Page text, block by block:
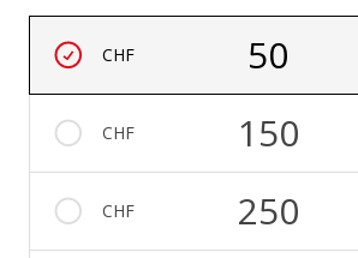
CHF 50
CHF 150
CHF 250